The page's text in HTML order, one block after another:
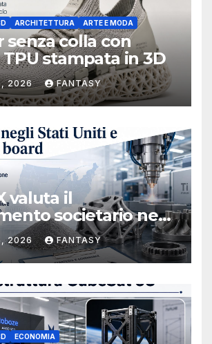
ARCHITETTURA ARTE E MODA
senza colla con
stampata in 3D
2026 FANTASY
valuta il
societario negli
e rafforza il board,
Michael J.
amministratore
non esecutivo
2026 FANTASY
ECONOMIA